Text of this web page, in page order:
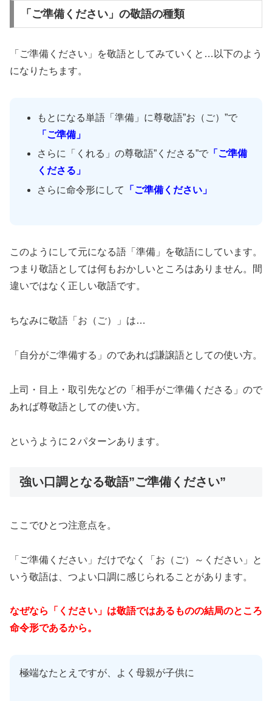
「ご準備ください」の敬語の種類
「ご準備ください」を敬語としてみていくと…以下のよう
になりたちます。
もとになる単語「準備」に尊敬語”お（ご）”で
「ご準備」
さらに「くれる」の尊敬語”くださる”で 「ご準備
くださる」
さらに命令形にして
「ご準備ください」
このようにして元になる語「準備」を敬語にしています。
つまり敬語としては何もおかしいところはありません。間
違いではなく正しい敬語です。
ちなみに敬語「お（ご）」は…
「自分がご準備する」のであれば謙譲語としての使い方。
上司・目上・取引先などの「相手がご準備くださる」ので
あれば尊敬語としての使い方。
というように２パターンあります。
強い口調となる敬語”ご準備ください”
ここでひとつ注意点を。
「ご準備ください」だけでなく「お（ご）～ください」と
いう敬語は、つよい口調に感じられることがあります。
なぜなら「ください」は敬語ではあるものの結局のところ
命令形であるから。
極端なたとえですが、よく母親が子供に